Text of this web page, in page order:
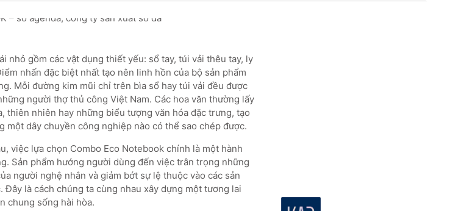
nhỏ gồm các vật dụng thiết yếu: sổ tay, túi vải thêu tay, ly
nhấn đặc biệt nhất tạo nên linh hồn của bộ sản phẩm
Mỗi đường kim mũi chỉ trên bìa sổ hay túi vải đều được
người thợ thủ công Việt Nam. Các hoa văn thường lấy
thiên nhiên hay những biểu tượng văn hóa đặc trưng, tạo
một dây chuyền công nghiệp nào có thể sao chép được.
việc lựa chọn Combo Eco Notebook chính là một hành
Sản phẩm hướng người dùng đến việc trân trọng những
người nghệ nhân và giảm bớt sự lệ thuộc vào các sản
Đây là cách chúng ta cùng nhau xây dựng một tương lai
chung sống hài hòa.